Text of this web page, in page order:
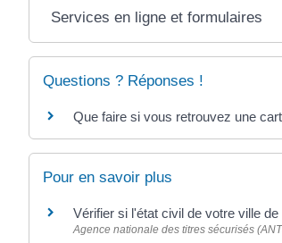
Services en ligne et formulaires
Questions ? Réponses !
Que faire si vous retrouvez une
Pour en savoir plus
Vérifier si l'état civil de votre ville
Agence nationale des titres sécurisés